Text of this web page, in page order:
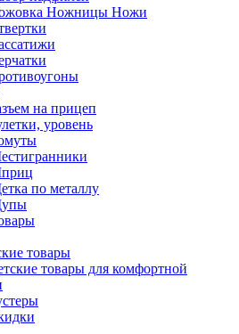
Ножницы Ножи
на прицеп
уровень
по металлу
товары
товары для комфортной